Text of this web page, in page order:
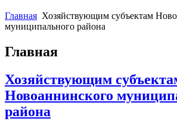
Главная Хозяйствующим субъектам
муниципального района
Главная
Хозяйствующим
Новоаннинского
района